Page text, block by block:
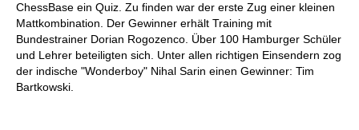
ChessBase ein Quiz. Zu finden war der erste Zug einer kleinen
Mattkombination. Der Gewinner erhält Training mit
Bundestrainer Dorian Rogozenco. Über 100 Hamburger Schüler
und Lehrer beteiligten sich. Unter allen richtigen Einsendern zog
der indische "Wonderboy" Nihal Sarin einen Gewinner: Tim
Bartkowski.